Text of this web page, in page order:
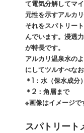
て電気分解してマ
元性を示すアルカ
それをスパトリー
んでいます。浸透
が特長です。
アルカリ温泉水の
にしてツルすべな
＊1：水（保水成分）
＊2：角層まで
※画像はイメージで
スパトリート